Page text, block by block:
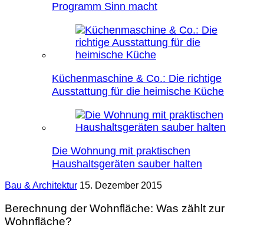
Programm Sinn macht
Küchenmaschine & Co.: Die richtige
Ausstattung für die heimische Küche
Die Wohnung mit praktischen
Haushaltsgeräten sauber halten
Bau & Architektur 15. Dezember 2015
Berechnung der Wohnfläche: Was zählt zur
Wohnfläche?